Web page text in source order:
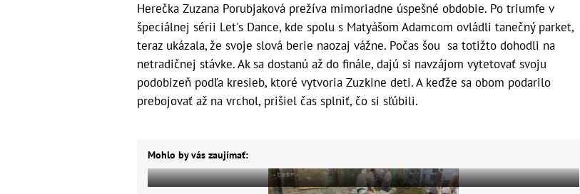
Herečka Zuzana Porubjaková prežíva mimoriadne úspešné obdobie. Po triumfe v
špeciálnej sérii Let's Dance, kde spolu s Matyášom Adamcom ovládli tanečný parket,
teraz ukázala, že svoje slová berie naozaj vážne. Počas šou sa totižto dohodli na
netradičnej stávke. Ak sa dostanú až do finále, dajú si navzájom vytetovať svoju
podobizeň podľa kresieb, ktoré vytvoria Zuzkine deti. A keďže sa obom podarilo
prebojovať až na vrchol, prišiel čas splniť, čo si sľúbili.
Mohlo by vás zaujímať: